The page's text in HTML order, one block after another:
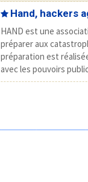
Hand, hackers
HAND est une
préparer aux
préparation est
avec les pouvoirs